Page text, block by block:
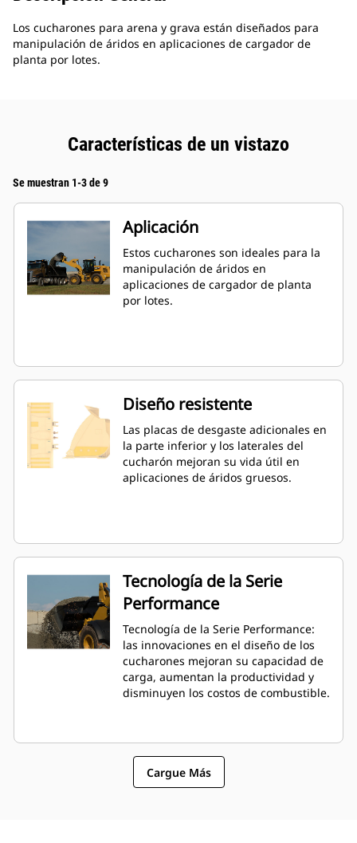
Los cucharones para arena y grava están diseñados para
manipulación de áridos en aplicaciones de cargador de
planta por lotes.
Características de un vistazo
Se muestran 1-3 de 9
Aplicación
Estos cucharones son ideales para la
manipulación de áridos en
aplicaciones de cargador de planta
por lotes.
Diseño resistente
Las placas de desgaste adicionales en
la parte inferior y los laterales del
cucharón mejoran su vida útil en
aplicaciones de áridos gruesos.
Tecnología de la Serie
Performance
Tecnología de la Serie Performance:
las innovaciones en el diseño de los
cucharones mejoran su capacidad de
carga, aumentan la productividad y
disminuyen los costos de combustible.
Cargue Más